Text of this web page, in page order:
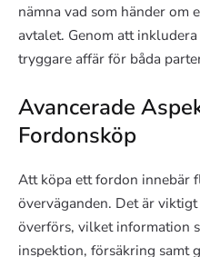
nämna vad som händer om
avtalet. Genom att
tryggare affär för båda
Avancerade
Fordonsköp
Att köpa ett fordon innebär
överväganden. Det är
överförs, vilket information
inspektion, försäkring samt